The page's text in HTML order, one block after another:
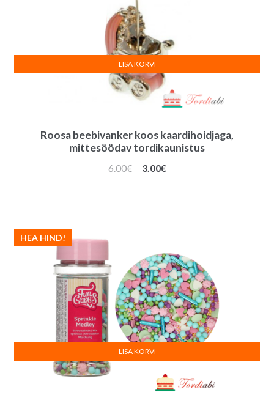
Roosa beebivanker koos kaardihoidjaga,
mittesöödav tordikaunistus
6.00€
Algne
3.00€Praegune
LISA KORVI
HEA HIND!
LISA KORVI